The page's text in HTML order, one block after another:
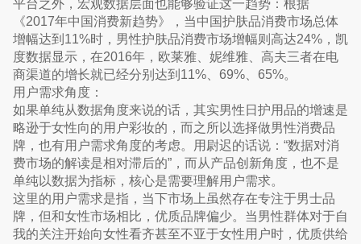
平台之外，宏观数据层面也能够验证这一趋势：根据
《2017年中国消费新趋势》，当中国护肤品消费市场总体
增幅达到11%时，男性护肤品消费市场增幅则高达24%，凯
度数据显示，在2016年，欧莱雅、妮维雅、高夫三者在电
商渠道的增长就已经分别达到11%、69%、65%。
用户需求角度：
如果单纯从数据角度来说的话，其实男性日护用品的增速是
略逊于女性向的用户彩妆的，而之所以选择做男性消费品
牌，也有用户需求角度的考虑。用尉迟的话说：“数据对消
费市场的解读是相对滞后的”，而从产品创新角度，也不是
单纯以数据为指标，核心是需要理解用户需求。
这里的用户需求是指，当下市场上虽然存在专注于男士品
牌，但和女性市场相比，优质品牌偏少。当男性群体对于自
我的关注开始向女性看齐甚至不亚于女性用户时，优质供给